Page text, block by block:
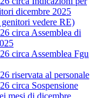
dicembre 2025
vedere RE)
circa Assemblea di
circa Assemblea Fgu
riservata al personale
circa Sospensione